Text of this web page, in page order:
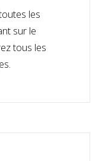
les
sur le
tous les